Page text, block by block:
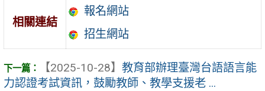
相關連結
報名網站
招生網站
【2025-10-28】 教育部辦理臺灣台語語言能
力認證考試資訊，鼓勵教師、教學支援老 ...